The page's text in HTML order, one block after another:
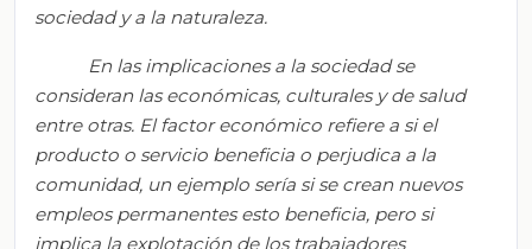
sociedad y a la naturaleza.
En las implicaciones a la sociedad se
consideran las económicas, culturales y de salud
entre otras. El factor económico refiere a si el
producto o servicio beneficia o perjudica a la
comunidad, un ejemplo sería si se crean nuevos
empleos permanentes esto beneficia, pero si
implica la explotación de los trabajadores